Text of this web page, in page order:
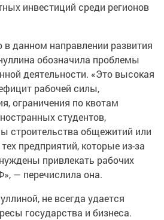
инвестиций среди регионов
данном направлении развития
обозначила проблемы
деятельности. «Это высокая
рабочей силы,
ограничения по квотам
студентов,
строительства общежитий или
предприятий, которые из-за
привлекать рабочих
— перечислила она.
не всегда удается
государства и бизнеса.